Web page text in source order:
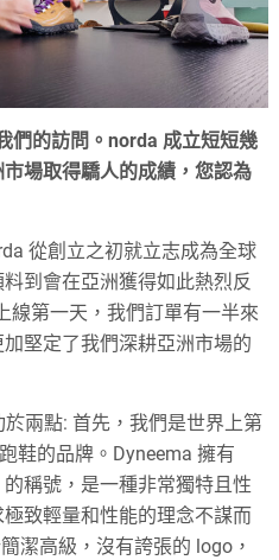
們的訪問。norda 成立短短幾
場取得驕人的成績，您認為
從創立之初就立志成為全球
到會在亞洲獲得如此熱烈反
線第一天，我們訂單有一半來
堅定了我們深耕亞洲市場的
兩點: 首先，我們是世界上第
鞋的品牌。Dyneema 擁有
的稱號，是一種非常獨特且性
致輕量和性能的理念不謀而
潔高級，沒有誇張的 logo，